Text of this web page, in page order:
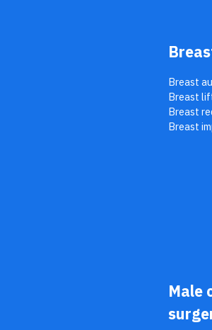
Breast
Breast
Breast
Breast
Male